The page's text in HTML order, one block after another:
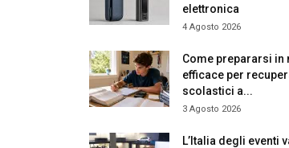
elettronica
4 Agosto 2026
Come prepararsi in
efficace per
scolastici a...
3 Agosto 2026
L’Italia degli eventi